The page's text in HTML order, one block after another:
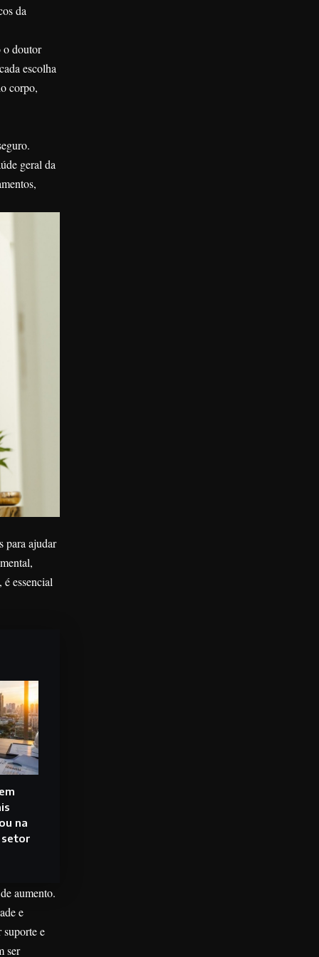
da
o doutor
escolha
corpo,
geral da
para ajudar
essencial
na
setor
aumento.
e
e
ser